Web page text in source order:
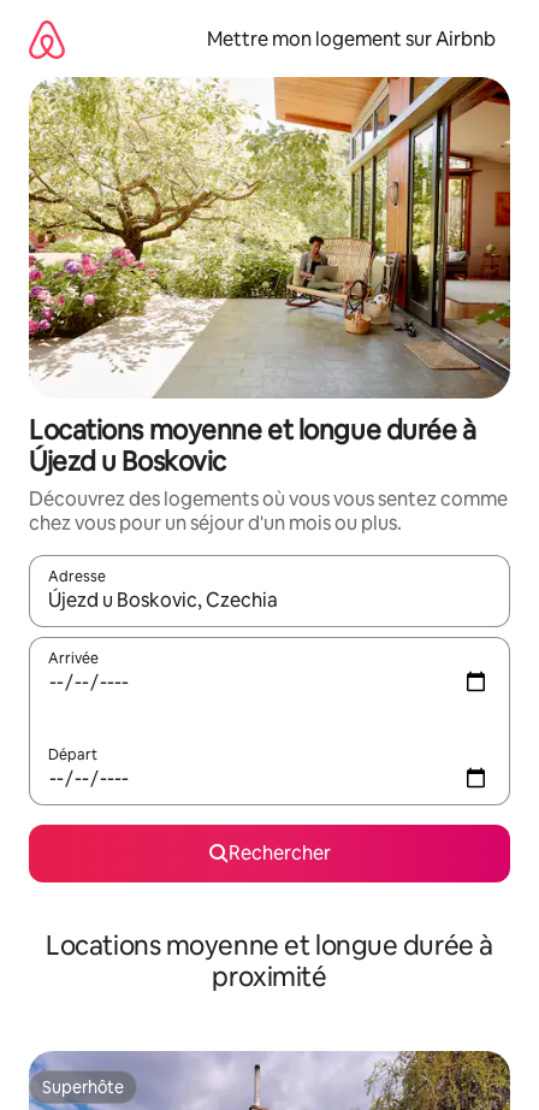
directement
contenu
Mettre mon logement sur Airbnb
Locations moyenne et longue durée à
Újezd u Boskovic
Découvrez des logements où vous vous sentez comme
chez vous pour un séjour d'un mois ou plus.
Adresse
Lorsque les résultats s'affichent, utilisez les flèches vers le
Arrivée
Départ
Rechercher
Locations moyenne et longue durée à
proximité
Superhôte
Superhôte